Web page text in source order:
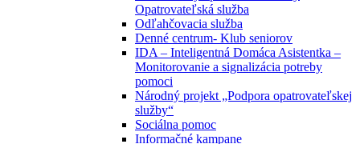
Opatrovateľská služba
Odľahčovacia služba
Denné centrum- Klub seniorov
IDA – Inteligentná Domáca Asistentka –
Monitorovanie a signalizácia potreby
pomoci
Národný projekt „Podpora opatrovateľskej
služby“
Sociálna pomoc
Informačné kampane